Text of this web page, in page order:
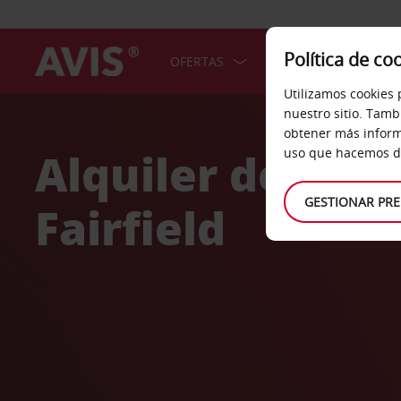
OFERTAS COCHES
Alquiler de
Fairfield
Política de
Utilizamos
nuestro sitio.
obtener más
uso que hacemos
GESTIONAR